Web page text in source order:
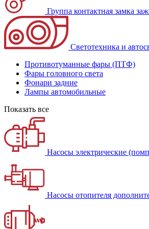
Группа контактная замка
Светотехника и
Противотуманные фары (ПТФ)
Фары головного света
Фонари задние
Лампы автомобильные
Показать все
Насосы электрические
Насосы отопителя